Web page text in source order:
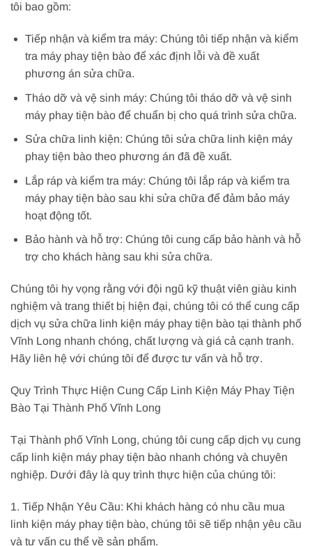
tôi bao gồm:
Tiếp nhận và kiểm tra máy: Chúng tôi tiếp nhận và kiểm
tra máy phay tiện bào để xác định lỗi và đề xuất
phương án sửa chữa.
Tháo dỡ và vệ sinh máy: Chúng tôi tháo dỡ và vệ sinh
máy phay tiện bào để chuẩn bị cho quá trình sửa chữa.
Sửa chữa linh kiện: Chúng tôi sửa chữa linh kiện máy
phay tiện bào theo phương án đã đề xuất.
Lắp ráp và kiểm tra máy: Chúng tôi lắp ráp và kiểm tra
máy phay tiện bào sau khi sửa chữa để đảm bảo máy
hoạt động tốt.
Bảo hành và hỗ trợ: Chúng tôi cung cấp bảo hành và hỗ
trợ cho khách hàng sau khi sửa chữa.
Chúng tôi hy vọng rằng với đội ngũ kỹ thuật viên giàu kinh
nghiệm và trang thiết bị hiện đại, chúng tôi có thể cung cấp
dịch vụ sửa chữa linh kiện máy phay tiện bào tại thành phố
Vĩnh Long nhanh chóng, chất lượng và giá cả cạnh tranh.
Hãy liên hệ với chúng tôi để được tư vấn và hỗ trợ.
Quy Trình Thực Hiện Cung Cấp Linh Kiện Máy Phay Tiện
Bào Tại Thành Phố Vĩnh Long
Tại Thành phố Vĩnh Long, chúng tôi cung cấp dịch vụ cung
cấp linh kiện máy phay tiện bào nhanh chóng và chuyên
nghiệp. Dưới đây là quy trình thực hiện của chúng tôi:
1. Tiếp Nhận Yêu Cầu: Khi khách hàng có nhu cầu mua
linh kiện máy phay tiện bào, chúng tôi sẽ tiếp nhận yêu cầu
và tư vấn cụ thể về sản phẩm.